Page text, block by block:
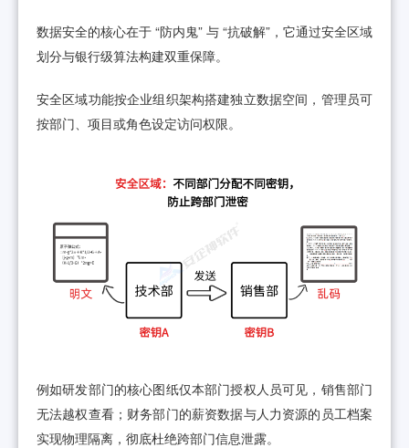
数据安全的核心在于 “防内鬼” 与 “抗破解”，它通过安全区域
划分与银行级算法构建双重保障。
安全区域功能按企业组织架构搭建独立数据空间，管理员可
按部门、项目或角色设定访问权限。
例如研发部门的核心图纸仅本部门授权人员可见，销售部门
无法越权查看；财务部门的薪资数据与人力资源的员工档案
实现物理隔离，彻底杜绝跨部门信息泄露。